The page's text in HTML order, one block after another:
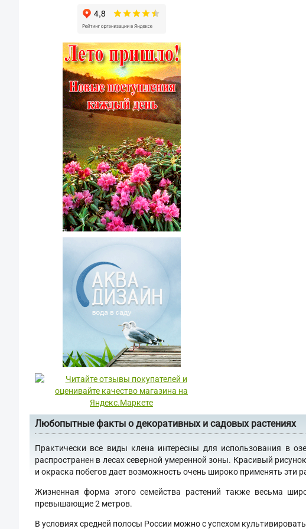
Любопытные факты о декоративных и садовых растениях
Практически все виды клена интересны для использования в
распространен в лесах северной умеренной зоны. Красивый
и окраска побегов дает возможность очень широко применять эти
Жизненная форма этого семейства растений также весьма
превышающие 2 метров.
В условиях средней полосы России можно с успехом